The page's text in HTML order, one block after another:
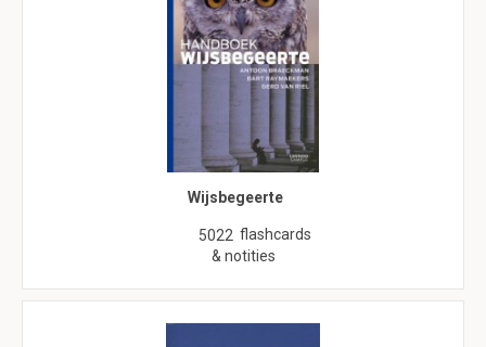
Wijsbegeerte
5022 flashcards
& notities